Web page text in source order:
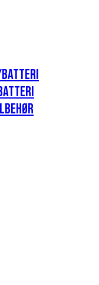
batteri